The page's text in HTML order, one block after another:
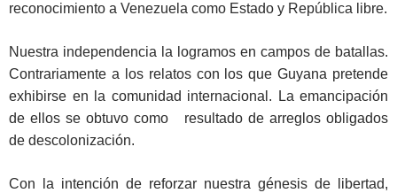
reconocimiento a Venezuela como Estado y República libre.
Nuestra independencia la logramos en campos de batallas.
Contrariamente a los relatos con los que Guyana pretende
exhibirse en la comunidad internacional. La emancipación
de ellos se obtuvo como resultado de arreglos obligados
de descolonización.
Con la intención de reforzar nuestra génesis de libertad,